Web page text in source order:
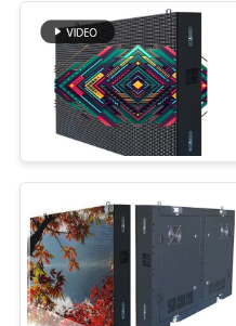
PRIVACIDADE
Display
serviço